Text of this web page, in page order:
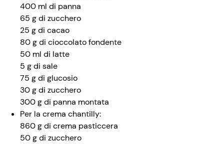
400 ml di panna
65 g di zucchero
25 g di cacao
80 g di cioccolato fondente
50 ml di latte
5 g di sale
75 g di glucosio
30 g di zucchero
300 g di panna montata
Per la crema chantilly:
860 g di crema pasticcera
50 g di zucchero